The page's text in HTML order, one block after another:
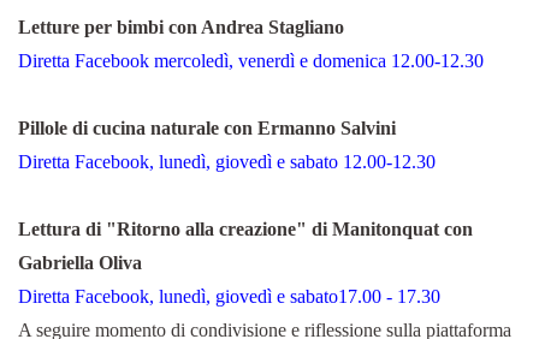
Letture per bimbi con Andrea Stagliano
Diretta Facebook mercoledì, venerdì e domenica 12.00-12.30
Pillole di cucina naturale con Ermanno Salvini
Diretta Facebook, lunedì, giovedì e sabato 12.00-12.30
Lettura di "Ritorno alla creazione" di Manitonquat con
Gabriella Oliva
Diretta Facebook, lunedì, giovedì e sabato17.00 - 17.30
A seguire momento di condivisione e riflessione sulla piattaforma